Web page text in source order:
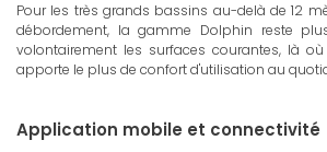
Pour les très grands bassins au-delà de 12
débordement, la gamme Dolphin reste
volontairement les surfaces courantes, là
apporte le plus de confort d'utilisation au
Application mobile et connectivité